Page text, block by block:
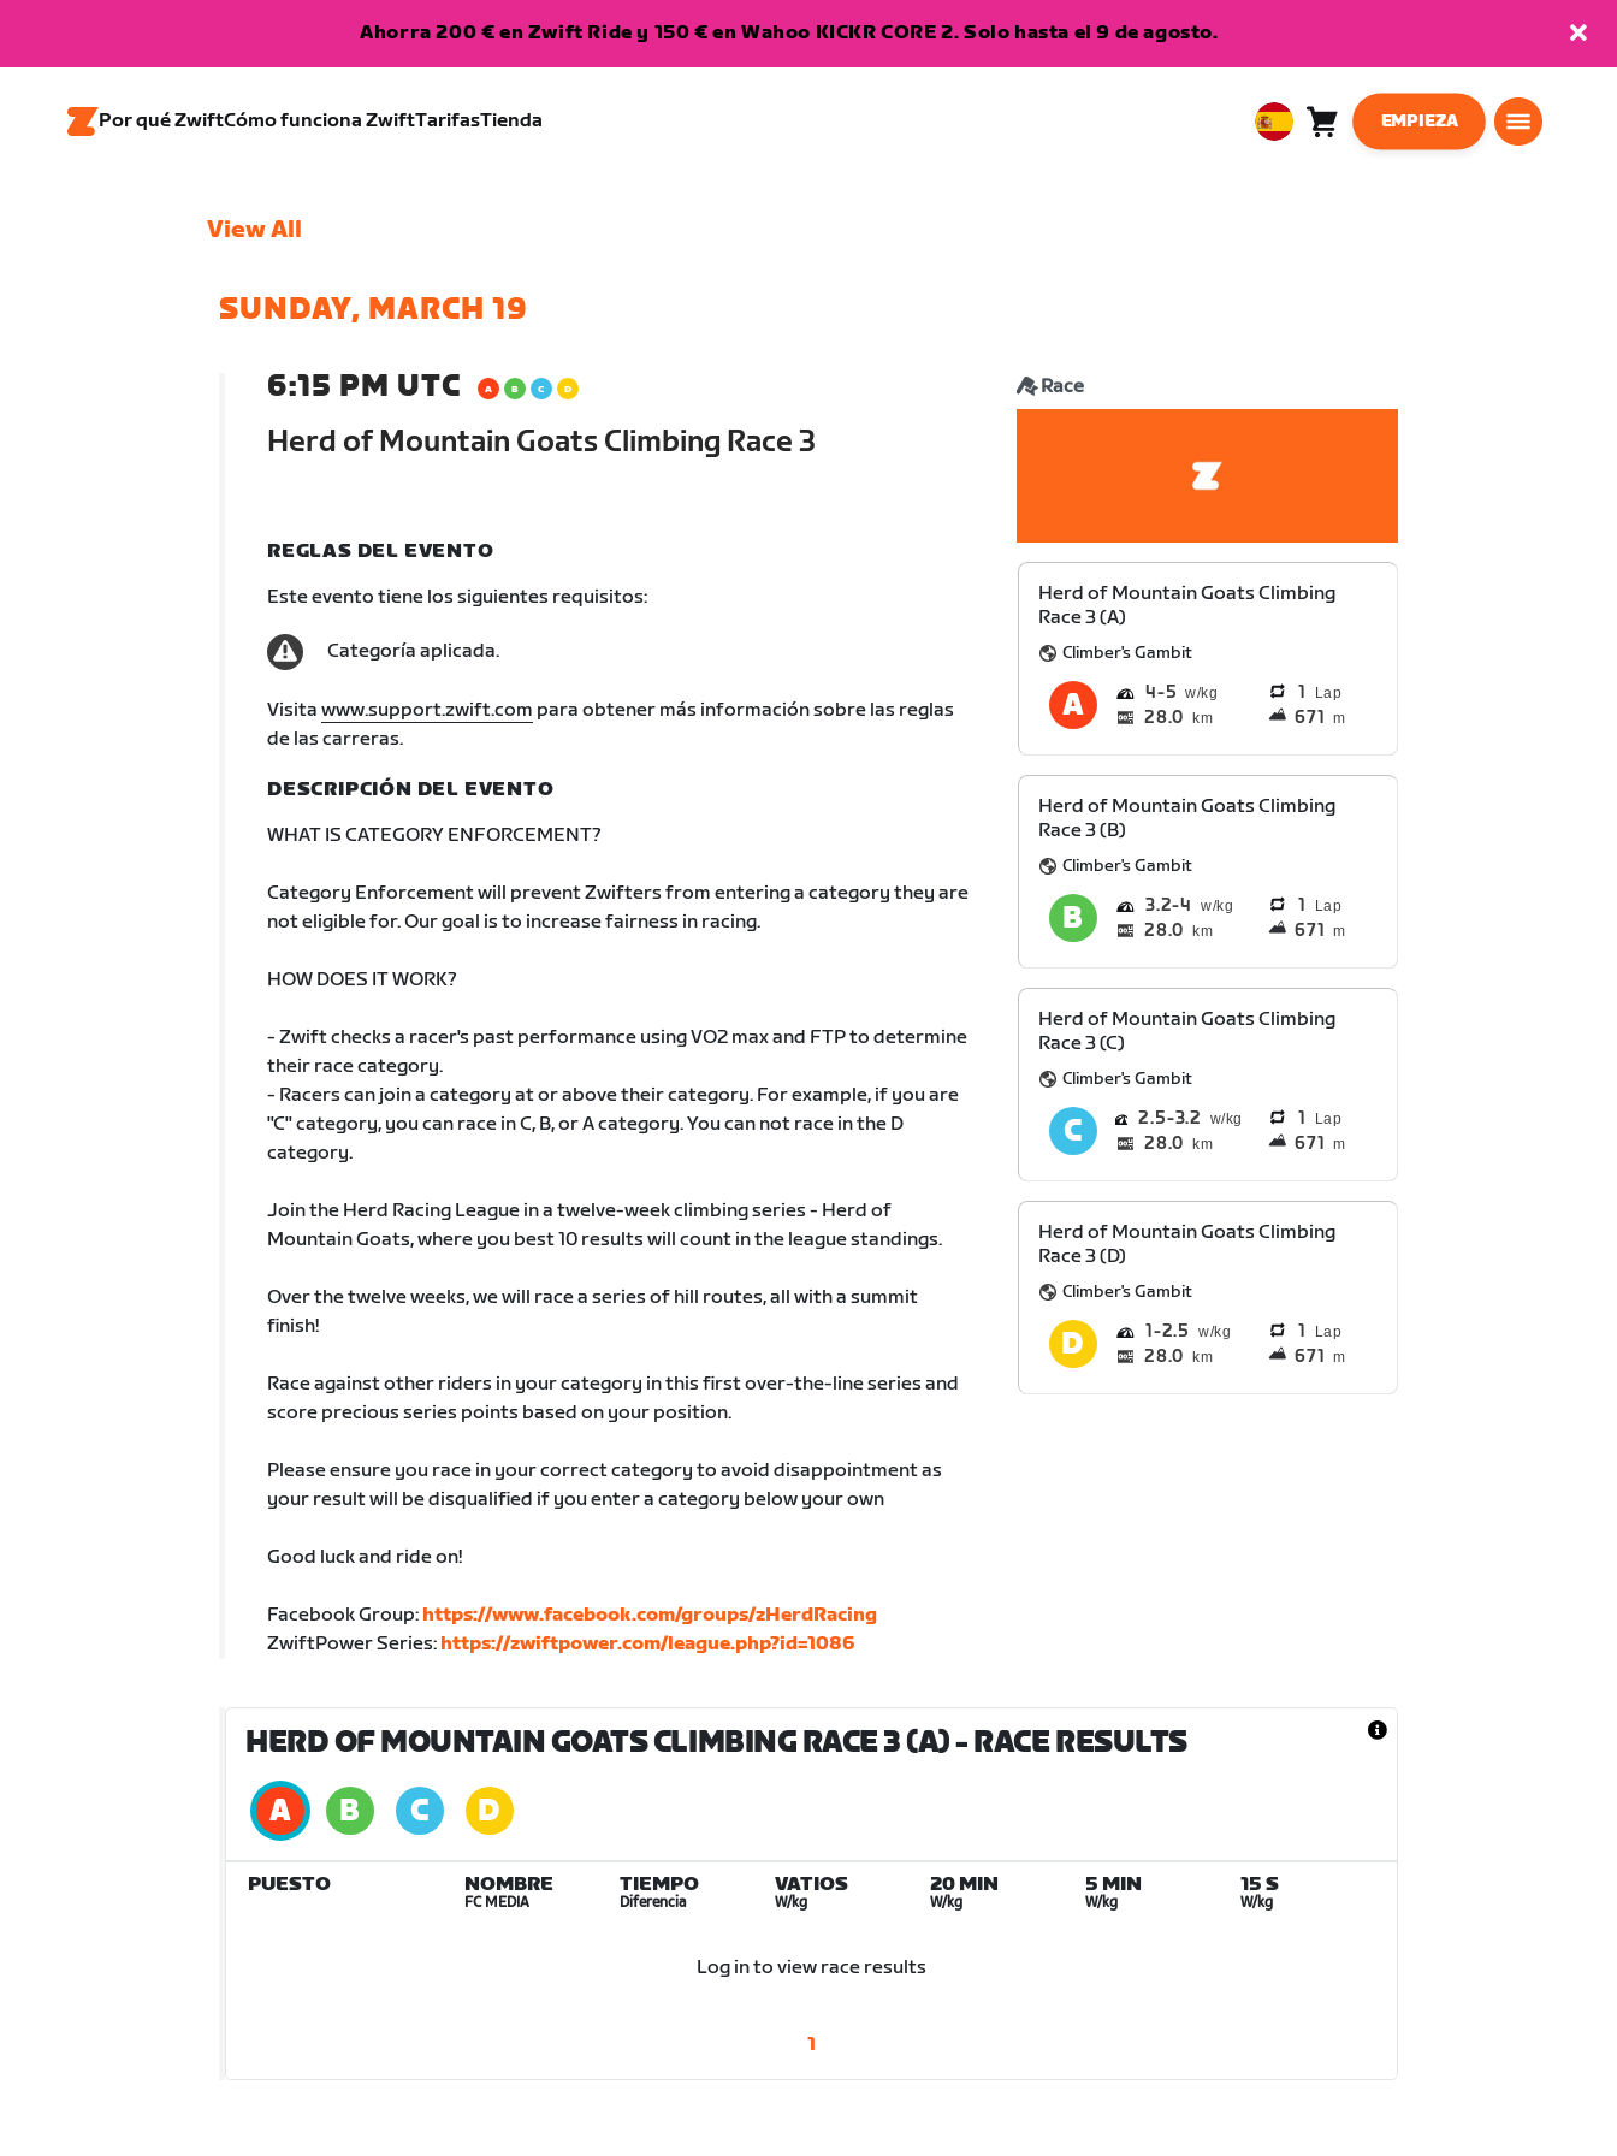
Ahorra 200 € en Zwift Ride y 150 € en Wahoo KICKR CORE 2. Solo hasta el 9 de agosto.
Por qué ZwiftCómo funciona ZwiftTarifasTienda
EuropeanCarro
0
EMPIEZA
View All
SUNDAY, MARCH 19
6:15 PM UTC
Herd of Mountain Goats Climbing Race 3
Race
REGLAS DEL EVENTO
Este evento tiene los siguientes requisitos:
Categoría aplicada.
Visita www.support.zwift.com para obtener más información sobre las reglas
de las carreras.
DESCRIPCIÓN DEL EVENTO
WHAT IS CATEGORY ENFORCEMENT?
Category Enforcement will prevent Zwifters from entering a category they are
not eligible for. Our goal is to increase fairness in racing.
HOW DOES IT WORK?
- Zwift checks a racer's past performance using VO2 max and FTP to determine
their race category.
- Racers can join a category at or above their category. For example, if you are
"C" category, you can race in C, B, or A category. You can not race in the D
category.
Join the Herd Racing League in a twelve-week climbing series - Herd of
Mountain Goats, where you best 10 results will count in the league standings.
Over the twelve weeks, we will race a series of hill routes, all with a summit
finish!
Race against other riders in your category in this first over-the-line series and
score precious series points based on your position.
Please ensure you race in your correct category to avoid disappointment as
your result will be disqualified if you enter a category below your own
Good luck and ride on!
Facebook Group: https://www.facebook.com/groups/zHerdRacing
ZwiftPower Series: https://zwiftpower.com/league.php?id=1086
Herd of Mountain Goats Climbing
Race 3 (A)
Climber's Gambit
4 5 1 Lap
28.0 km 671 m
Herd of Mountain Goats Climbing
Race 3 (B)
Climber's Gambit
3.2 4 1 Lap
28.0 km 671 m
Herd of Mountain Goats Climbing
Race 3 (C)
Climber's Gambit
2.5 3.2 1 Lap
28.0 km 671 m
Herd of Mountain Goats Climbing
Race 3 (D)
Climber's Gambit
1 2.5 1 Lap
28.0 km 671 m
HERD OF MOUNTAIN GOATS CLIMBING RACE 3 (A)- RACE RESULTS
PUESTO NOMBRE
FC MEDIA
TIEMPO
Diferencia
VATIOS
W/kg
20 MIN
W/kg
5 MIN
W/kg
15 S
W/kg
Log in to view race results
1